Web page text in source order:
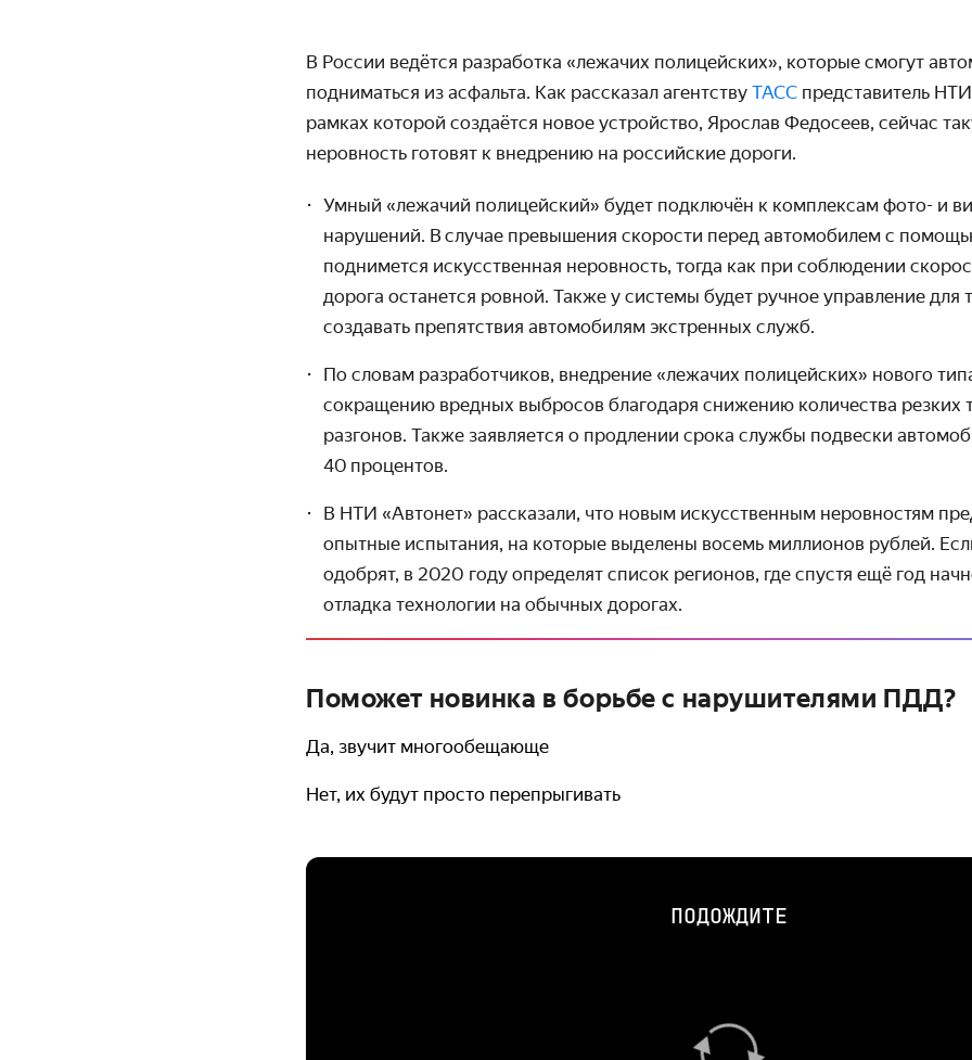
В России ведётся разработка «лежачих полицейских», которые смогут
подниматься из асфальта. Как рассказал агентству ТАСС предста­витель
рамках которой созда­ётся новое устрой­ство, Ярослав Федосеев, сейчас
неров­ность готовят к внедрению на россий­ские дороги.
Умный «лежачий полицейский» будет подключён к комплексам фото- и
нарушений. В случае превы­шения скорости перед автомо­билем с
поднимется искус­ственная неров­ность, тогда как при соблю­дении
дорога останется ровной. Также у системы будет ручное управ­ление для
создавать препят­ствия автомо­билям экстренных служб.
По словам разработчиков, внедрение «лежачих полицей­ских» нового
сокращению вредных выбросов благо­даря снижению коли­чества резких
разгонов. Также заявля­ется о продлении срока службы подвески
40 процентов.
В НТИ «Автонет» рассказали, что новым искус­ственным неров­ностям
опытные испытания, на которые выделены восемь миллионов рублей.
одобрят, в 2020 году определят список регионов, где спустя ещё год
отладка технологии на обычных дорогах.
Поможет новинка в борьбе с нарушителями ПДД?
Да, звучит многообещающе
Нет, их будут просто перепрыгивать
ПОДОЖДИТЕ